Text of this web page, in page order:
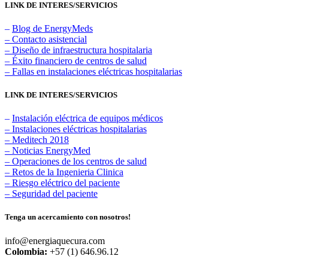
LINK DE INTERES/SERVICIOS
– Blog de EnergyMeds
– Contacto asistencial
– Diseño de infraestructura hospitalaria
– Éxito financiero de centros de salud
– Fallas en instalaciones eléctricas hospitalarias
LINK DE INTERES/SERVICIOS
– Instalación eléctrica de equipos médicos
– Instalaciones eléctricas hospitalarias
– Meditech 2018
– Noticias EnergyMed
– Operaciones de los centros de salud
– Retos de la Ingenieria Clinica
– Riesgo eléctrico del paciente
– Seguridad del paciente
Tenga un acercamiento con nosotros!
info@energiaquecura.com
Colombia: +57 (1) 646.96.12